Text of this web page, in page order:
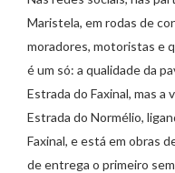
Maristela, em rodas de
moradores, motoristas e
é um só: a qualidade da
Estrada do Faxinal, mas
Estrada do Normélio,
Faxinal, e está em obras
de entrega o primeiro